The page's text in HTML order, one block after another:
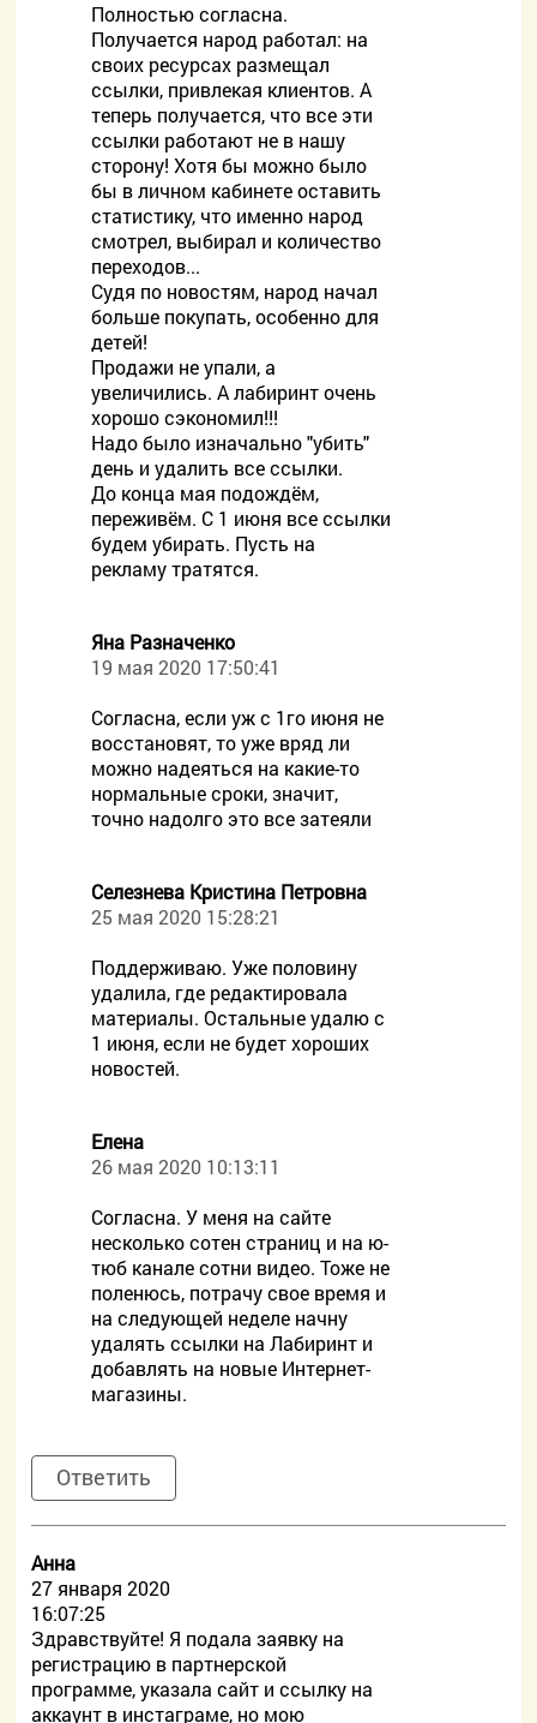
Полностью согласна.
Получается народ работал: на
своих ресурсах размещал
ссылки, привлекая клиентов. А
теперь получается, что все эти
ссылки работают не в нашу
сторону! Хотя бы можно было
бы в личном кабинете оставить
статистику, что именно народ
смотрел, выбирал и количество
переходов...
Судя по новостям, народ начал
больше покупать, особенно для
детей!
Продажи не упали, а
увеличились. А лабиринт очень
хорошо сэкономил!!!
Надо было изначально "убить"
день и удалить все ссылки.
До конца мая подождём,
переживём. С 1 июня все ссылки
будем убирать. Пусть на
рекламу тратятся.
Яна Разначенко
19 мая 2020 17:50:41
Согласна, если уж с 1го июня не
восстановят, то уже вряд ли
можно надеяться на какие-то
нормальные сроки, значит,
точно надолго это все затеяли
Селезнева Кристина Петровна
25 мая 2020 15:28:21
Поддерживаю. Уже половину
удалила, где редактировала
материалы. Остальные удалю с
1 июня, если не будет хороших
новостей.
Елена
26 мая 2020 10:13:11
Согласна. У меня на сайте
несколько сотен страниц и на ю-
тюб канале сотни видео. Тоже не
поленюсь, потрачу свое время и
на следующей неделе начну
удалять ссылки на Лабиринт и
добавлять на новые Интернет-
магазины.
Ответить
Анна
27 января 2020
16:07:25
Здравствуйте! Я подала заявку на
регистрацию в партнерской
программе, указала сайт и ссылку на
аккаунт в инстаграме, но мою